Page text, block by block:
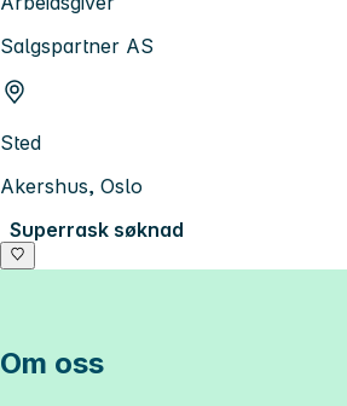
Salgspartner AS
Sted
Akershus, Oslo
Superrask søknad
Om oss